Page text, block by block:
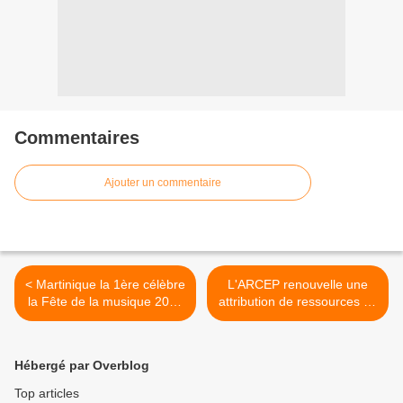
Commentaires
Ajouter un commentaire
< Martinique la 1ère célèbre
la Fête de la musique 2021
!
L'ARCEP renouvelle une
attribution de ressources en
numérotation à l'opérateur
Hébergé par Overblog
Top articles